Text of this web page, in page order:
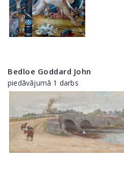
Bedloe Goddard John
piedāvājumā 1 darbs